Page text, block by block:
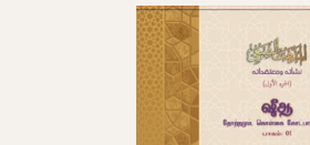
Search "Tamil Islamic Books"